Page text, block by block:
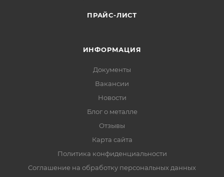
ПРАЙС-ЛИСТ
ИНФОРМАЦИЯ
Документы
Вакансии
Новости
Блог о металле
Отзывы
Карта сайта
Политика конфиденциальности
Соглашение на обработку персональных данных